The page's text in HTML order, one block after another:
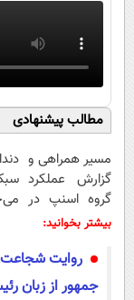
مطالب پیشنهادی
مسیر همراهی و
گزارش عملکرد
گروه اسنپ در
۱۴۰۴
بیشتر بخوانید:
روایت
جمهور از زبان